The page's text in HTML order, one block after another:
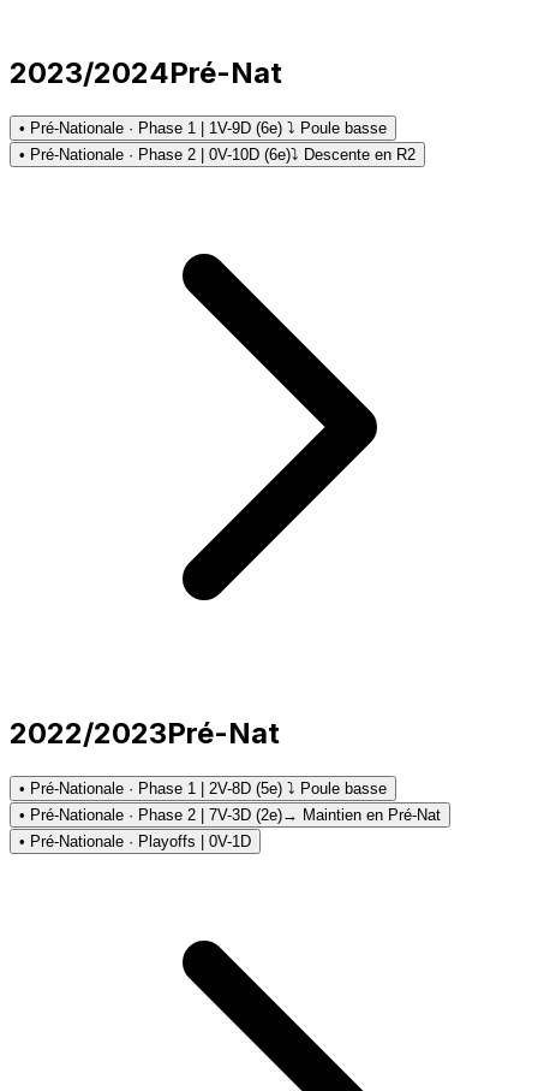
2023/2024Pré-Nat
• Pré-Nationale · Phase 1 | 1V-9D (6e) ⤵ Poule basse
• Pré-Nationale · Phase 2 | 0V-10D (6e)⤵ Descente en R2
2022/2023Pré-Nat
• Pré-Nationale · Phase 1 | 2V-8D (5e) ⤵ Poule basse
• Pré-Nationale · Phase 2 | 7V-3D (2e)→ Maintien en Pré-Nat
• Pré-Nationale · Playoffs | 0V-1D